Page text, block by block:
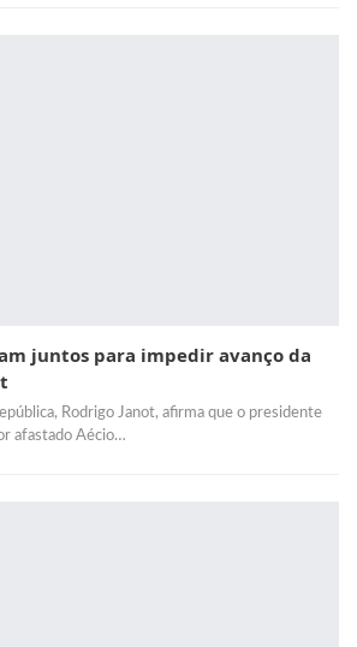
juntos para impedir avanço da
Rodrigo Janot, afirma que o presidente
afastado Aécio…